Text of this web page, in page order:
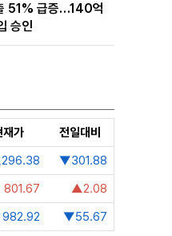
51% 급증…140억
승인
재가
전일대비
▼301.88
801.67
▲2.08
982.92 ▼55.67